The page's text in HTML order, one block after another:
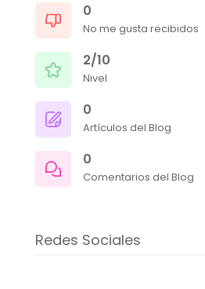
0
No me gusta recibidos
2/10
Nivel
0
Artículos del Blog
0
Comentarios del Blog
Redes Sociales